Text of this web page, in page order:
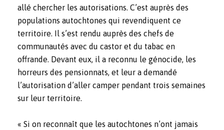
allé chercher les autorisations. C’est auprès des
populations autochtones qui revendiquent ce
territoire. Il s’est rendu auprès des chefs de
communautés avec du castor et du tabac en
offrande. Devant eux, il a reconnu le génocide, les
horreurs des pensionnats, et leur a demandé
l’autorisation d’aller camper pendant trois semaines
sur leur territoire.
« Si on reconnaît que les autochtones n’ont jamais